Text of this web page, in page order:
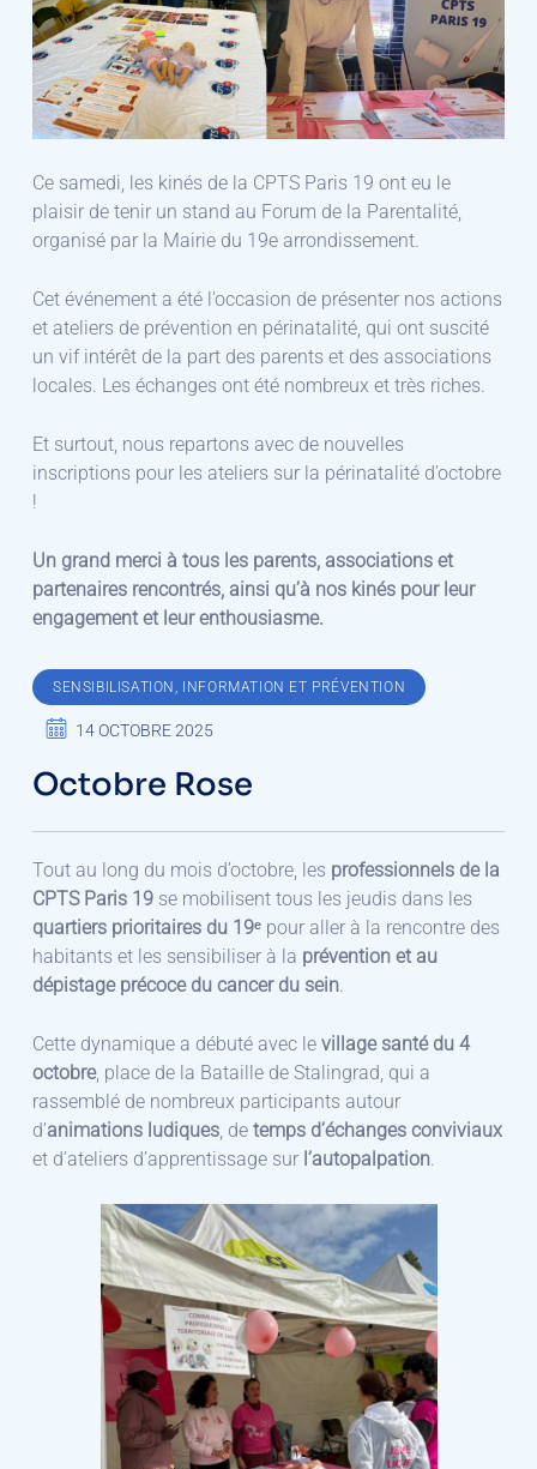
Ce samedi, les kinés de la CPTS Paris 19 ont eu le
plaisir de tenir un stand au Forum de la Parentalité,
organisé par la Mairie du 19e arrondissement.
Cet événement a été l’occasion de présenter nos actions
et ateliers de prévention en périnatalité, qui ont suscité
un vif intérêt de la part des parents et des associations
locales. Les échanges ont été nombreux et très riches.
Et surtout, nous repartons avec de nouvelles
inscriptions pour les ateliers sur la périnatalité d’octobre
!
Un grand merci à tous les parents, associations et
partenaires rencontrés, ainsi qu’à nos kinés pour leur
engagement et leur enthousiasme.
SENSIBILISATION, INFORMATION ET PRÉVENTION
14 OCTOBRE 2025
Octobre Rose
Tout au long du mois d’octobre, les professionnels de la
CPTS Paris 19 se mobilisent tous les jeudis dans les
quartiers prioritaires du 19ᵉ pour aller à la rencontre des
habitants et les sensibiliser à la prévention et au
dépistage précoce du cancer du sein.
Cette dynamique a débuté avec le village santé du 4
octobre, place de la Bataille de Stalingrad, qui a
rassemblé de nombreux participants autour
d’animations ludiques, de temps d’échanges conviviaux
et d’ateliers d’apprentissage sur l’autopalpation.